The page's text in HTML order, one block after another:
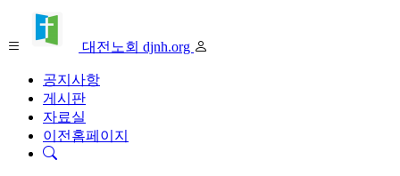
대전노회 djnh.org
공지사항
게시판
자료실
이전홈페이지